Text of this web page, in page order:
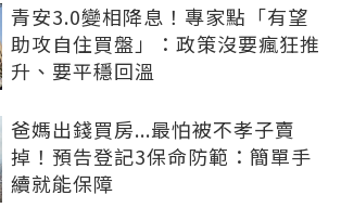
青安3.0變相降息！專家點「有望
助攻自住買盤」：政策沒要瘋狂推
升、要平穩回溫
爸媽出錢買房...最怕被不孝子賣
掉！預告登記3保命防範：簡單手
續就能保障